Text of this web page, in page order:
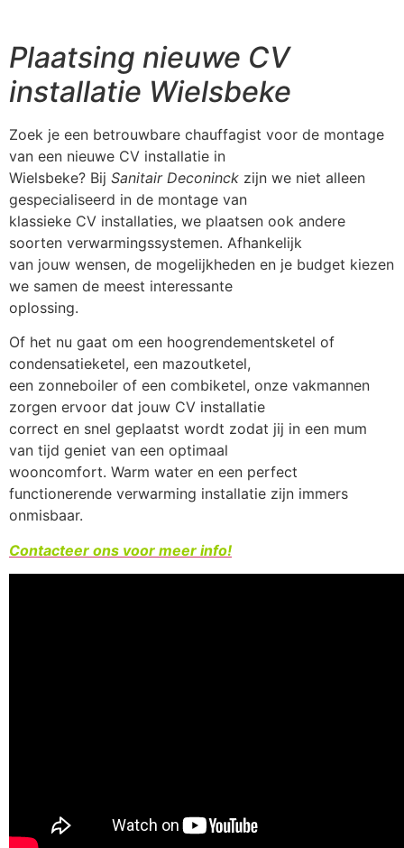
Plaatsing nieuwe CV
installatie Wielsbeke
Zoek je een betrouwbare chauffagist voor de montage
van een nieuwe CV installatie in
Wielsbeke? Bij Sanitair Deconinck zijn we niet alleen
gespecialiseerd in de montage van
klassieke CV installaties, we plaatsen ook andere
soorten verwarmingssystemen. Afhankelijk
van jouw wensen, de mogelijkheden en je budget kiezen
we samen de meest interessante
oplossing.
Of het nu gaat om een hoogrendementsketel of
condensatieketel, een mazoutketel,
een zonneboiler of een combiketel, onze vakmannen
zorgen ervoor dat jouw CV installatie
correct en snel geplaatst wordt zodat jij in een mum
van tijd geniet van een optimaal
wooncomfort. Warm water en een perfect
functionerende verwarming installatie zijn immers
onmisbaar.
Contacteer ons voor meer info!